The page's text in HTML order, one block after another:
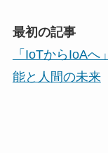
最初の記事
「IoTからIoA
能と人間の未来